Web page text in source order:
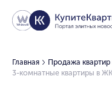
Главная Продажа
3-комнатные квартиры в